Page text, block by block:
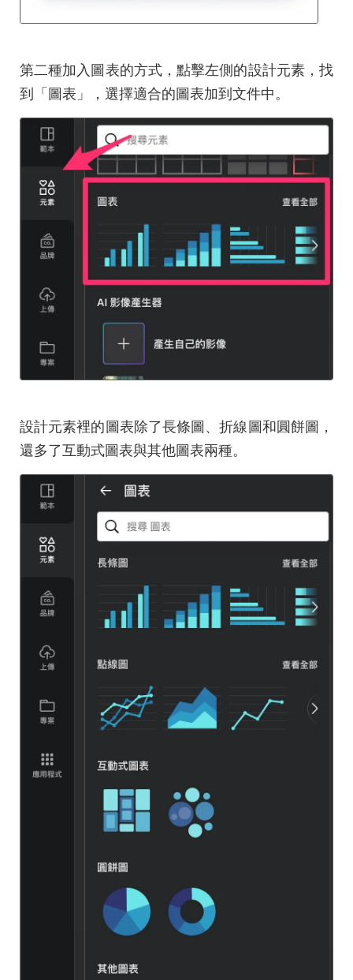
第二種加入圖表的方式，點擊左側的設計元素，找
到「圖表」，選擇適合的圖表加到文件中。
設計元素裡的圖表除了長條圖、折線圖和圓餅圖，
還多了互動式圖表與其他圖表兩種。